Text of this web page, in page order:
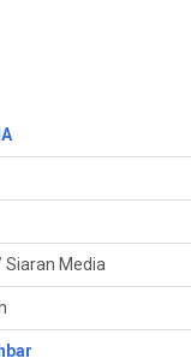
Siaran Media